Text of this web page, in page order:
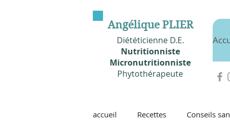
Angélique PLIER
Diététicienne D.E.
Nutritionniste
Micronutritionniste
Phytothérapeute
accueil Recettes Conseils